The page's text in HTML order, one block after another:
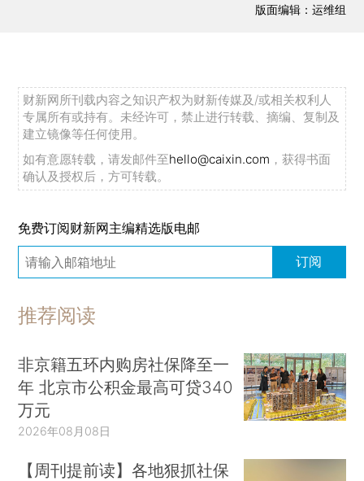
版面编辑：运维组
财新网所刊载内容之知识产权为财新传媒及/或相关权利人
专属所有或持有。未经许可，禁止进行转载、摘编、复制及
建立镜像等任何使用。
如有意愿转载，请发邮件至hello@caixin.com ，获得书面
确认及授权后，方可转载。
免费订阅财新网主编精选版电邮
订阅
推荐阅读
非京籍五环内购房社保降至一
年 北京市公积金最高可贷340
万元
2026年08月08日
【周刊提前读】各地狠抓社保